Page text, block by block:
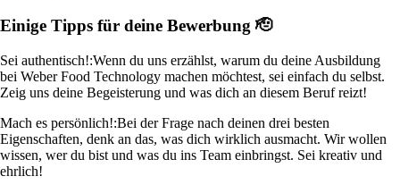
Einige Tipps für deine Bewerbung 🫡
Sei authentisch!:Wenn du uns erzählst, warum du deine Ausbildung
bei Weber Food Technology machen möchtest, sei einfach du selbst.
Zeig uns deine Begeisterung und was dich an diesem Beruf reizt!
Mach es persönlich!:Bei der Frage nach deinen drei besten
Eigenschaften, denk an das, was dich wirklich ausmacht. Wir wollen
wissen, wer du bist und was du ins Team einbringst. Sei kreativ und
ehrlich!